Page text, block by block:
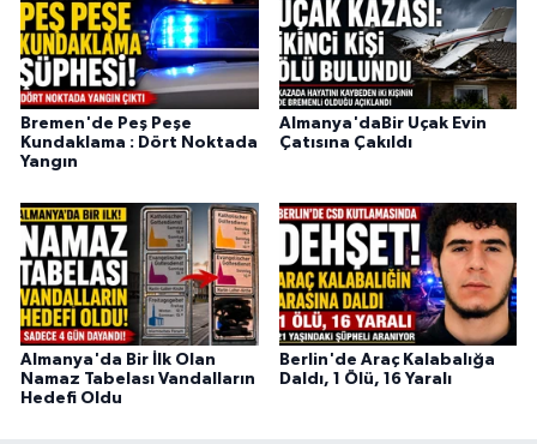
Bremen'de Peş Peşe
Kundaklama : Dört Noktada
Yangın
Almanya'daBir Uçak Evin
Çatısına Çakıldı
Almanya'da Bir İlk Olan
Namaz Tabelası Vandalların
Hedefi Oldu
Berlin'de Araç Kalabalığa
Daldı, 1 Ölü, 16 Yaralı